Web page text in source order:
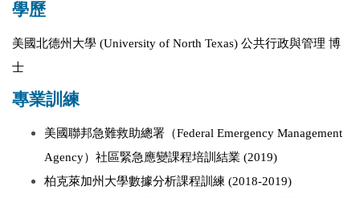
學歷
美國北德州大學 (University of North Texas) 公共行政與管理 博
士
專業訓練
美國聯邦急難救助總署（Federal Emergency Management
Agency）社區緊急應變課程培訓結業 (2019)
柏克萊加州大學數據分析課程訓練 (2018-2019)